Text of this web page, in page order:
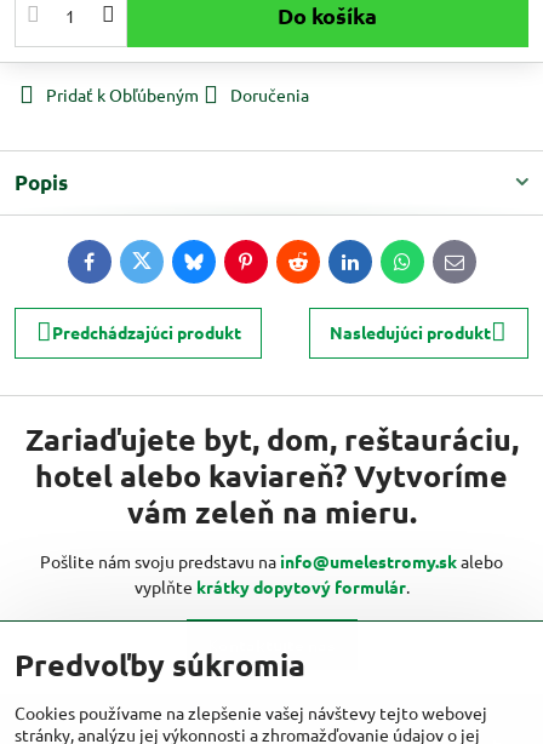
Do košíka
Pridať k Obľúbeným Doručenia
Popis
FacebookTwitterBlueskyPinterestRedditLinkedInWhatsApp
E-
mail
Predchádzajúci produkt Nasledujúci produkt
Zariaďujete byt, dom, reštauráciu,
hotel alebo kaviareň? Vytvoríme
vám zeleň na mieru.
Pošlite nám svoju predstavu na info@umelestromy.skalebo
vyplňte krátky dopytový formulár.
Predvoľby súkromia
Cookies používame na zlepšenie vašej návštevy tejto webovej
stránky, analýzu jej výkonnosti a zhromažďovanie údajov o jej